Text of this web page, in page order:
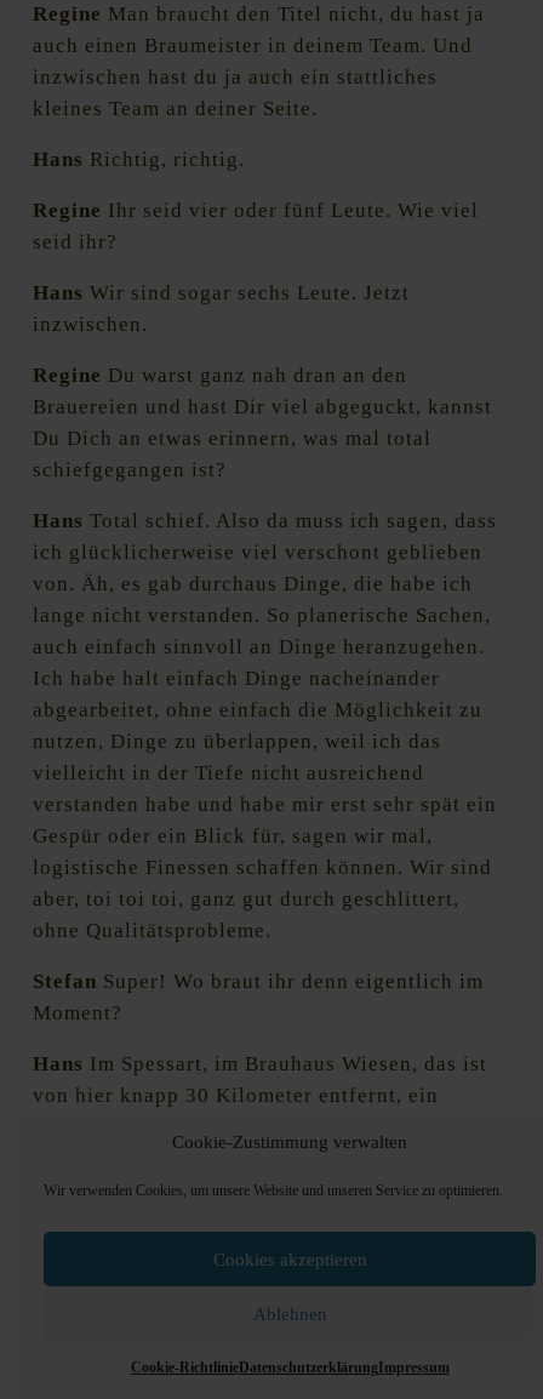
Cookie-Zustimmung verwalten
Wir verwenden Cookies, um unsere Website und unseren Service zu optimieren.
Cookies akzeptieren
Ablehnen
Cookie-RichtlinieDatenschutzerklärung Impressum
Regine Man braucht den Titel nicht, du hast ja
auch einen Braumeister in deinem Team. Und
inzwischen hast du ja auch ein stattliches
kleines Team an deiner Seite.
Hans Richtig, richtig.
Regine Ihr seid vier oder fünf Leute. Wie viel
seid ihr?
Hans Wir sind sogar sechs Leute. Jetzt
inzwischen.
Regine Du warst ganz nah dran an den
Brauereien und hast Dir viel abgeguckt, kannst
Du Dich an etwas erinnern, was mal total
schiefgegangen ist?
Hans Total schief. Also da muss ich sagen, dass
ich glücklicherweise viel verschont geblieben
von. Äh, es gab durchaus Dinge, die habe ich
lange nicht verstanden. So planerische Sachen,
auch einfach sinnvoll an Dinge heranzugehen.
Ich habe halt einfach Dinge nacheinander
abgearbeitet, ohne einfach die Möglichkeit zu
nutzen, Dinge zu überlappen, weil ich das
vielleicht in der Tiefe nicht ausreichend
verstanden habe und habe mir erst sehr spät ein
Gespür oder ein Blick für, sagen wir mal,
logistische Finessen schaffen können. Wir sind
aber, toi toi toi, ganz gut durch geschlittert,
ohne Qualitätsprobleme.
Stefan Super! Wo braut ihr denn eigentlich im
Moment?
Hans Im Spessart, im Brauhaus Wiesen, das ist
von hier knapp 30 Kilometer entfernt, ein
“Anfangs habe ich mir viel mehr einen Kopf
gemacht über irgendwelche neuen Sachen.
Jetzt mache ich das einfach.”